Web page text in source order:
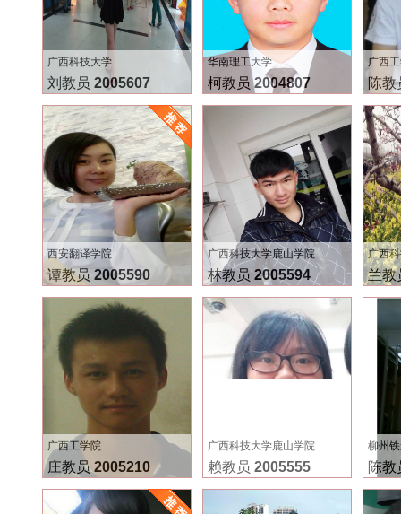
广西科技大学
刘教员 2005607
华南理工大学
柯教员2004807
广西
陈
西安翻译学院
谭教员 2005590
广西科技大学鹿山学院
林教员 2005594
广西
兰
广西工学院
庄教员2005210
广西科技大学鹿山学院
赖教员 2005555
柳州
陈